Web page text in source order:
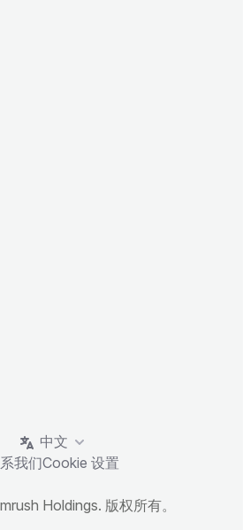
中文
我们Cookie 设置
Holdings. 版权所有。